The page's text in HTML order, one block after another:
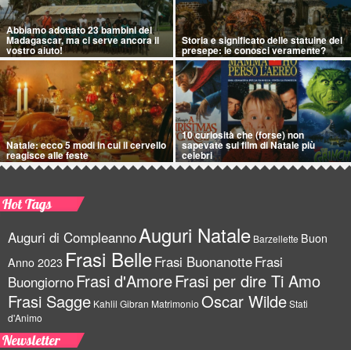
Abbiamo adottato 23 bambini del
Madagascar, ma ci serve ancora il
vostro aiuto!
Storia e significato delle statuine del
presepe: le conosci veramente?
Natale: ecco 5 modi in cui il cervello
reagisce alle feste
10 curiosità che (forse) non
sapevate sui film di Natale più
celebri
Hot Tags
Auguri di CompleannoAuguri Natale Barzellette Buon
Anno 2023 Frasi BelleFrasi BuonanotteFrasi
BuongiornoFrasi d'AmoreFrasi per dire Ti Amo
Frasi Sagge Kahlil Gibran Matrimonio Oscar WildeStati
d'Animo
Newsletter